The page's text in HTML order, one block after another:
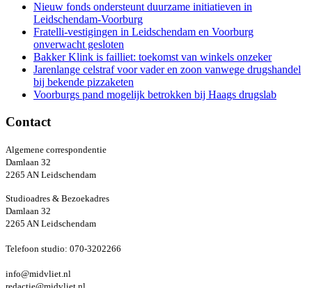
Nieuw fonds ondersteunt duurzame initiatieven in
Leidschendam-Voorburg
Fratelli-vestigingen in Leidschendam en Voorburg
onverwacht gesloten
Bakker Klink is failliet: toekomst van winkels onzeker
Jarenlange celstraf voor vader en zoon vanwege drugshandel
bij bekende pizzaketen
Voorburgs pand mogelijk betrokken bij Haags drugslab
Contact
Algemene correspondentie
Damlaan 32
2265 AN Leidschendam
Studioadres & Bezoekadres
Damlaan 32
2265 AN Leidschendam
Telefoon studio: 070-3202266
info@midvliet.nl